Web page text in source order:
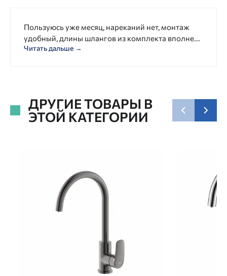
Пользуюсь уже месяц, нареканий нет, монтаж
удобный, длины шлангов из комплекта вполне...
Читать дальше →
ДРУГИЕ ТОВАРЫ В
ЭТОЙ КАТЕГОРИИ